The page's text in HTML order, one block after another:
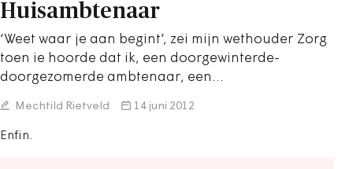
Huisambtenaar
‘Weet waar je aan begint’, zei mijn wethouder Zorg
toen ie hoorde dat ik, een doorgewinterde-
doorgezomerde ambtenaar, een…
Mechtild Rietveld 14 juni 2012
Enfin.